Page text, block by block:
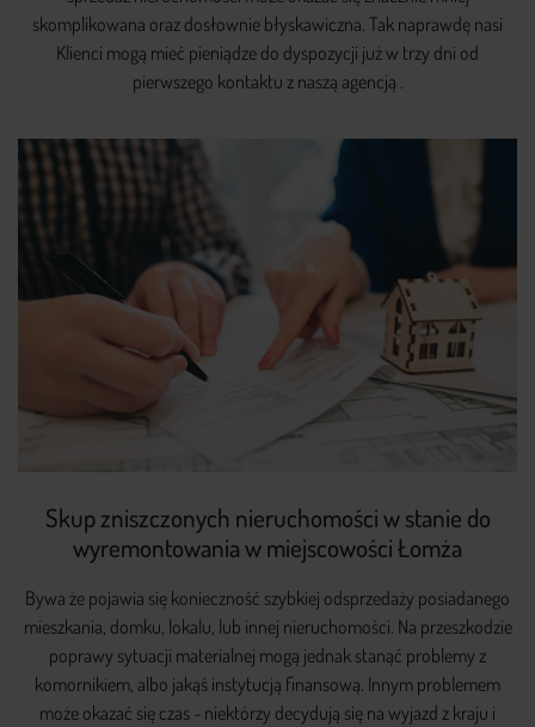
skomplikowana oraz dosłownie błyskawiczna. Tak naprawdę nasi
Klienci mogą mieć pieniądze do dyspozycji już w trzy dni od
pierwszego kontaktu z naszą agencją .
Skup zniszczonych nieruchomości w stanie do
wyremontowania w miejscowości Łomża
Bywa że pojawia się konieczność szybkiej odsprzedaży posiadanego
mieszkania, domku, lokalu, lub innej nieruchomości. Na przeszkodzie
poprawy sytuacji materialnej mogą jednak stanąć problemy z
komornikiem, albo jakąś instytucją finansową. Innym problemem
może okazać się czas - niektórzy decydują się na wyjazd z kraju i